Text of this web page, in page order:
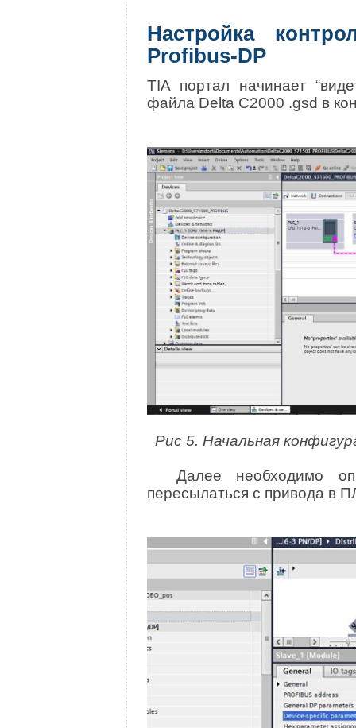
Настройка
Profibus-DP
TIA портал начинает
файла Delta C2000 .gsd в
Рис 5. Начальная
Далее необходимо
пересылаться с привода в